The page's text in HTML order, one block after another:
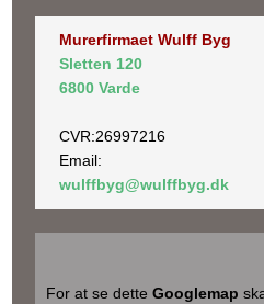
Murerfirmaet Wulff Byg
Sletten 120
6800 Varde
​CVR:26997216
Email:
wulffbyg@wulffbyg.dk
For at se dette Googlemap